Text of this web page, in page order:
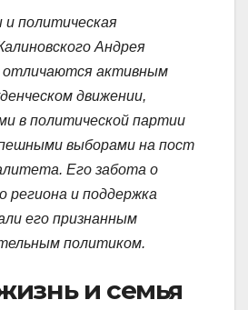
и политическая
Андрея
отличаются активным
движении,
в политической партии
выборами на пост
Его забота о
региона и поддержка
его признанным
политиком.
и семья